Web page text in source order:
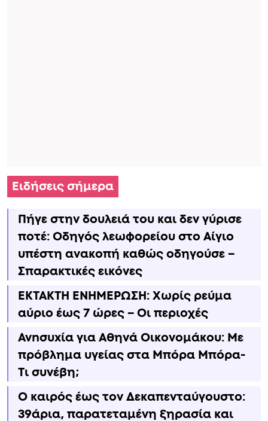
Ειδήσεις σήμερα
Πήγε στην δουλειά του και δεν γύρισε
ποτέ: Οδηγός λεωφορείου στο Αίγιο
υπέστη ανακοπή καθώς οδηγούσε –
Σπαρακτικές εικόνες
ΕΚΤΑΚΤΗ ΕΝΗΜΕΡΩΣΗ: Χωρίς ρεύμα
αύριο έως 7 ώρες – Οι περιοχές
Ανnσυxία για Αθηνά Οικονομάκου: Με
πρόβλημα υγείας στα Μπόρα Μπόρα-
Τι συνέβη;
Ο καιρός έως τον Δεκαπενταύγουστο:
39άρια, παρατεταμένη ξηρασία και